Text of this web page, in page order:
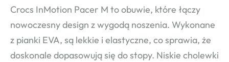
Crocs InMotion Pacer M to obuwie, które łączy
nowoczesny design z wygodą noszenia. Wykonane
z pianki EVA, są lekkie i elastyczne, co sprawia, że
doskonale dopasowują się do stopy. Niskie cholewki